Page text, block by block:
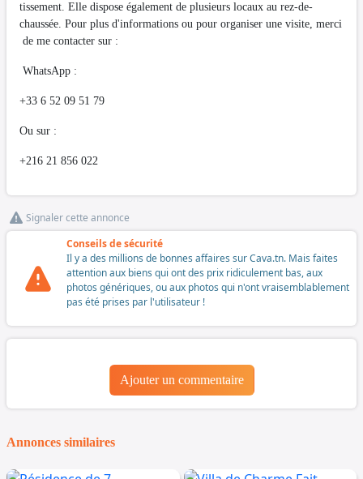
tissement. Elle dispose également de plusieurs locaux au rez-de-
chaussée. Pour plus d'informations ou pour organiser une visite, merci
de me contacter sur :
WhatsApp :
+33 6 52 09 51 79
Ou sur :
+216 21 856 022
Signaler cette annonce
Conseils de sécurité
Il y a des millions de bonnes affaires sur Cava.tn. Mais faites
attention aux biens qui ont des prix ridiculement bas, aux
photos génériques, ou aux photos qui n'ont vraisemblablement
pas été prises par l'utilisateur !
Ajouter un commentaire
Annonces similaires